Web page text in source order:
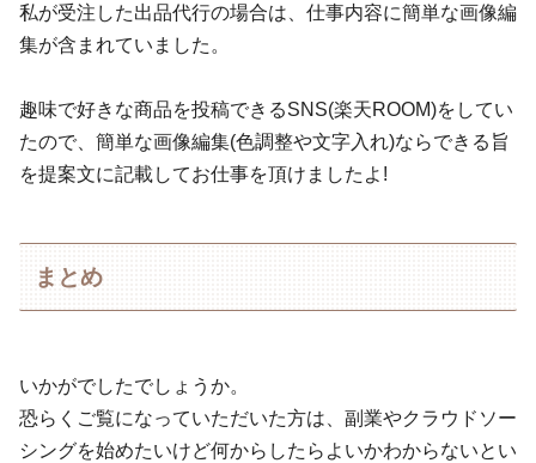
私が受注した出品代行の場合は、仕事内容に簡単な画像編
集が含まれていました。
趣味で好きな商品を投稿できるSNS(楽天ROOM)をしてい
たので、簡単な画像編集(色調整や文字入れ)ならできる旨
を提案文に記載してお仕事を頂けましたよ!
まとめ
いかがでしたでしょうか。
恐らくご覧になっていただいた方は、副業やクラウドソー
シングを始めたいけど何からしたらよいかわからないとい